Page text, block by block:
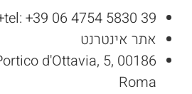
tel: +39 06 4754 5830 39+
אתר אינטרנט
d'Ottavia, 5, 00186
Roma